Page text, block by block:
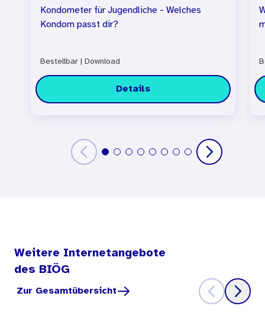
Kondometer für Jugendliche - Welches
Kondom passt dir?
Bestellbar Download
Details
Weitere Internetangebote
des BIÖG
Zur Gesamtübersicht